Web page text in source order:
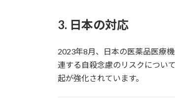
3. 日本の対応
2023年8月、日本の医薬品医療
連する自殺念慮のリスクについ
起が強化されています。